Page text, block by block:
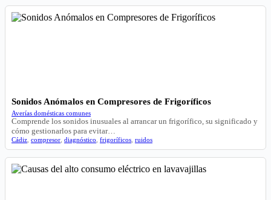
Sonidos Anómalos en Compresores de Frigoríficos
Averías domésticas comunes
Comprende los sonidos inusuales al arrancar un frigorífico, su significado y
cómo gestionarlos para evitar…
Cádiz compresor diagnóstico frigoríficos ruidos